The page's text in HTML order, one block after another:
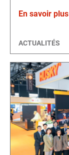
En savoir plus
ACTUALITÉS